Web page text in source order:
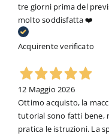
tre giorni prima del
molto soddisfatta ❤️
Acquirente verificato
12 Maggio 2026
Ottimo acquisto, la
tutorial sono fatti bene,
pratica le istruzioni. La